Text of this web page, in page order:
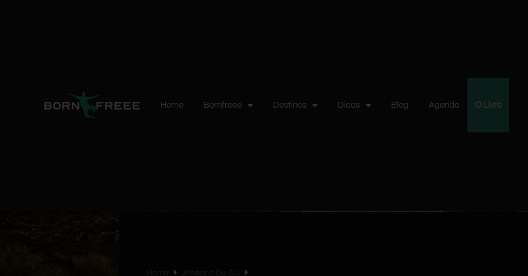
Home Bornfreee Destinos Dicas Blog Agenda O Livro